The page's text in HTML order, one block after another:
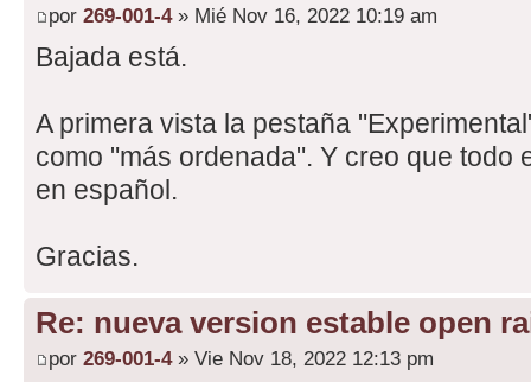
por 269-001-4» Mié Nov 16, 2022 10:19 am
Bajada está.
A primera vista la pestaña
como "más ordenada". Y creo que todo
en español.
Gracias.
Re: nueva version estable open
por 269-001-4» Vie Nov 18, 2022 12:13 pm